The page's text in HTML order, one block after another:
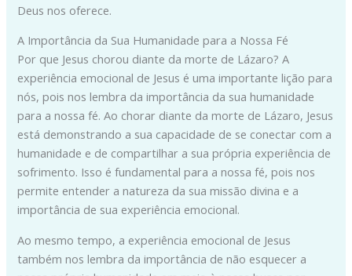
Deus nos oferece.
A Importância da Sua Humanidade para a Nossa Fé
Por que Jesus chorou diante da morte de Lázaro? A
experiência emocional de Jesus é uma importante lição para
nós, pois nos lembra da importância da sua humanidade
para a nossa fé. Ao chorar diante da morte de Lázaro, Jesus
está demonstrando a sua capacidade de se conectar com a
humanidade e de compartilhar a sua própria experiência de
sofrimento. Isso é fundamental para a nossa fé, pois nos
permite entender a natureza da sua missão divina e a
importância de sua experiência emocional.
Ao mesmo tempo, a experiência emocional de Jesus
também nos lembra da importância de não esquecer a